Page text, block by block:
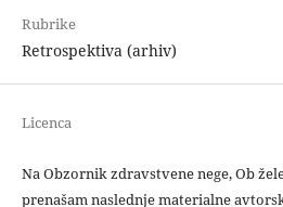
Rubrike
Retrospektiva (arhiv)
Licenca
Na Obzornik zdravstvene nege, Ob
prenašam naslednje materialne